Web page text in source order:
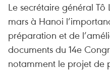
Le secrétaire général
mars à Hanoi
préparation et de
documents du 14e
notamment le projet de